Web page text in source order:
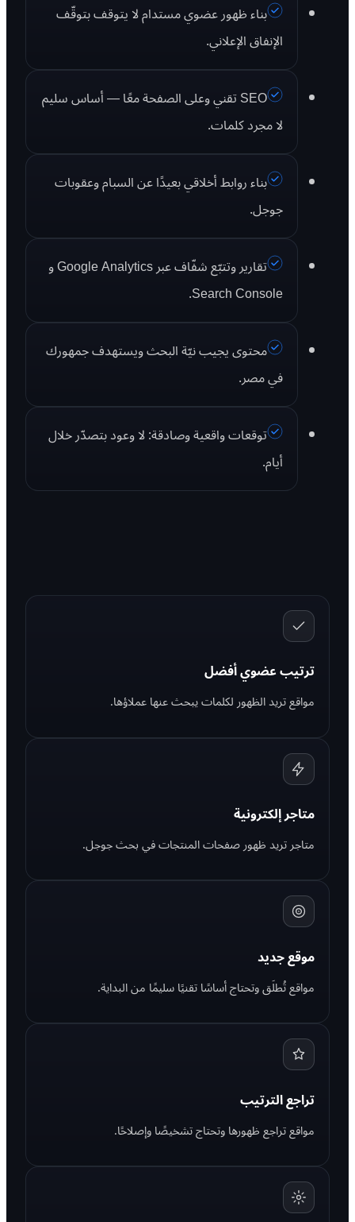
بناء ظهور عضوي مستدام لا يتوقف بتوقّف
الإنفاق الإعلاني.
SEO تقني وعلى الصفحة معًا — أساس سليم
لا مجرد كلمات.
بناء روابط أخلاقي بعيدًا عن السبام وعقوبات
جوجل.
تقارير وتتبّع شفّاف عبر Google Analytics و
Search Console.
محتوى يجيب نيّة البحث ويستهدف جمهورك
في مصر.
توقعات واقعية وصادقة: لا وعود بتصدّر خلال
أيام.
ترتيب عضوي أفضل
مواقع تريد الظهور لكلمات يبحث عنها عملاؤها.
متاجر إلكترونية
متاجر تريد ظهور صفحات المنتجات في بحث جوجل.
موقع جديد
مواقع تُطلَق وتحتاج أساسًا تقنيًا سليمًا من البداية.
تراجع الترتيب
مواقع تراجع ظهورها وتحتاج تشخيصًا وإصلاحًا.